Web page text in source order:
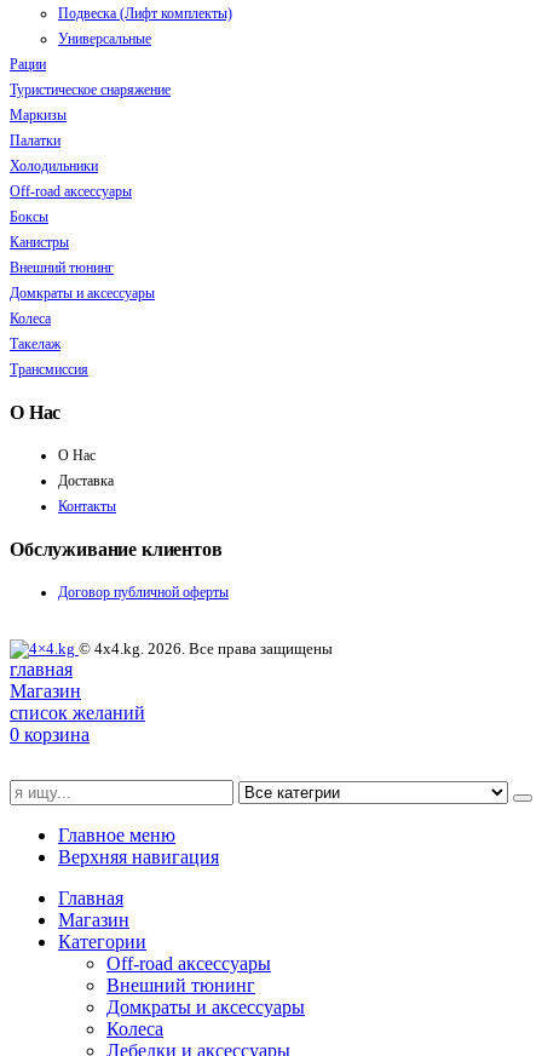
Подвеска (Лифт комплекты)
Универсальные
Рации
Туристическое снаряжение
Маркизы
Палатки
Холодильники
Off-road аксессуары
Боксы
Канистры
Внешний тюнинг
Домкраты и аксессуары
Колеса
Такелаж
Трансмиссия
О Нас
О Нас
Доставка
Контакты
Обслуживание клиентов
Договор публичной оферты
© 4x4.kg. 2026. Все права защищены
главная
Магазин
список желаний
0 корзина
Главное меню
Верхняя навигация
Главная
Магазин
Категории
Off-road аксессуары
Внешний тюнинг
Домкраты и аксессуары
Колеса
Лебедки и аксессуары